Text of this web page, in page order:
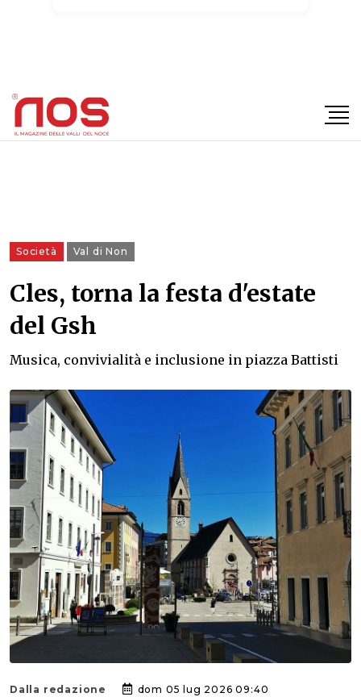
Società Val di Non
Cles, torna la festa d'estate
del Gsh
Musica, convivialità e inclusione in piazza Battisti
Dalla redazione dom 05 lug 2026 09:40